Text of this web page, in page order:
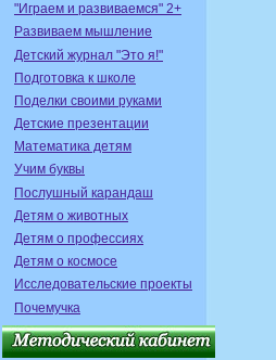
"Играем и развиваемся" 2+
Развиваем мышление
Детский журнал "Это я!"
Подготовка к школе
Поделки своими руками
Детские презентации
Математика детям
Учим буквы
Послушный карандаш
Детям о животных
Детям о профессиях
Детям о космосе
Исследовательские проекты
Почемучка